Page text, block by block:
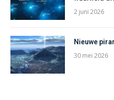
2 juni 2026
Nieuwe
30 mei 2026